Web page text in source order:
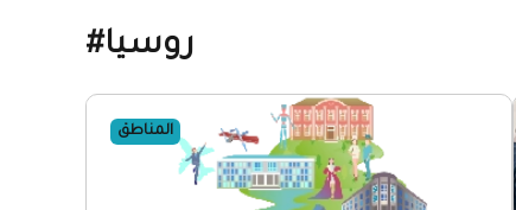
#روسيا
المناطق